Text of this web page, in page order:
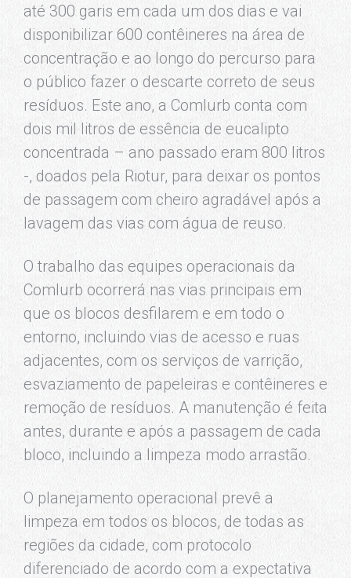
até 300 garis em cada um dos dias e vai
disponibilizar 600 contêineres na área de
concentração e ao longo do percurso para
o público fazer o descarte correto de seus
resíduos. Este ano, a Comlurb conta com
dois mil litros de essência de eucalipto
concentrada – ano passado eram 800 litros
-, doados pela Riotur, para deixar os pontos
de passagem com cheiro agradável após a
lavagem das vias com água de reuso.
O trabalho das equipes operacionais da
Comlurb ocorrerá nas vias principais em
que os blocos desfilarem e em todo o
entorno, incluindo vias de acesso e ruas
adjacentes, com os serviços de varrição,
esvaziamento de papeleiras e contêineres e
remoção de resíduos. A manutenção é feita
antes, durante e após a passagem de cada
bloco, incluindo a limpeza modo arrastão.
O planejamento operacional prevê a
limpeza em todos os blocos, de todas as
regiões da cidade, com protocolo
diferenciado de acordo com a expectativa